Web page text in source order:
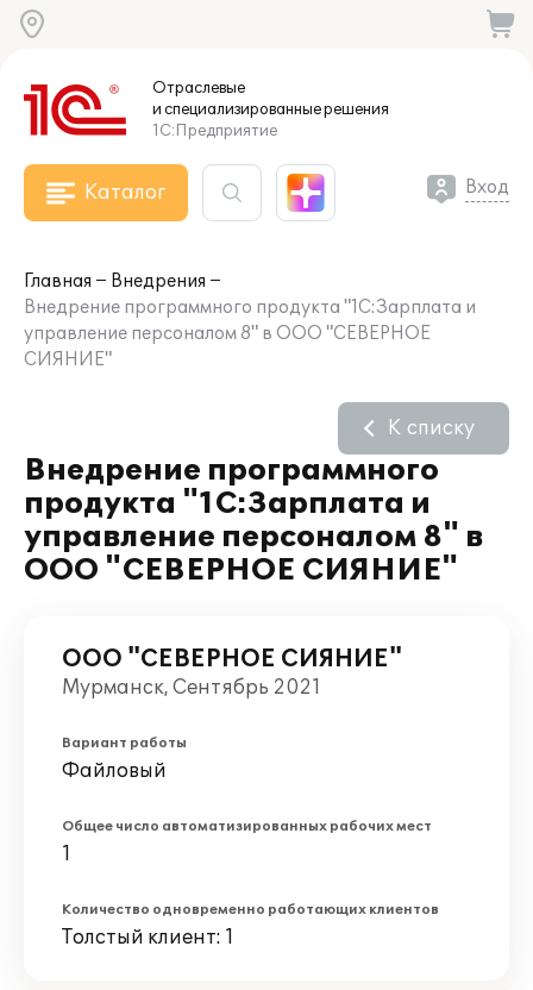
Отраслевые
и специализированныерешения
1С:Предприятие
Каталог Вход
Главная
Внедрения
Внедрение программного продукта "1С:Зарплата и
управление персоналом 8" в ООО "СЕВЕРНОЕ
СИЯНИЕ"
Внедрение программного
продукта "1С:Зарплата и
управление персоналом 8" в
ООО "СЕВЕРНОЕ СИЯНИЕ"
К списку
ООО "СЕВЕРНОЕ СИЯНИЕ"
Мурманск, Сентябрь 2021
Вариант работы
Файловый
Общее число автоматизированных рабочих мест
1
Количество одновременно работающих клиентов
Толстый клиент: 1